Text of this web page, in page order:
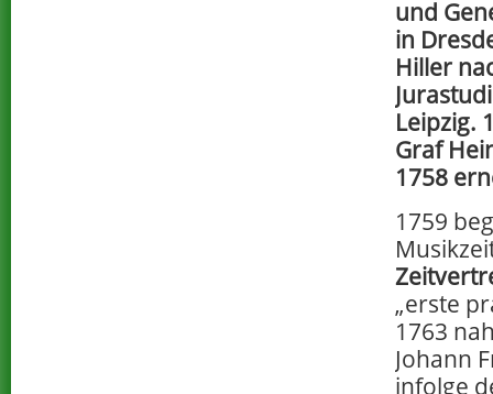
und
in
Hiller
Leipzig.
Graf
1758
1759
„erste
1763
Johann
infolge